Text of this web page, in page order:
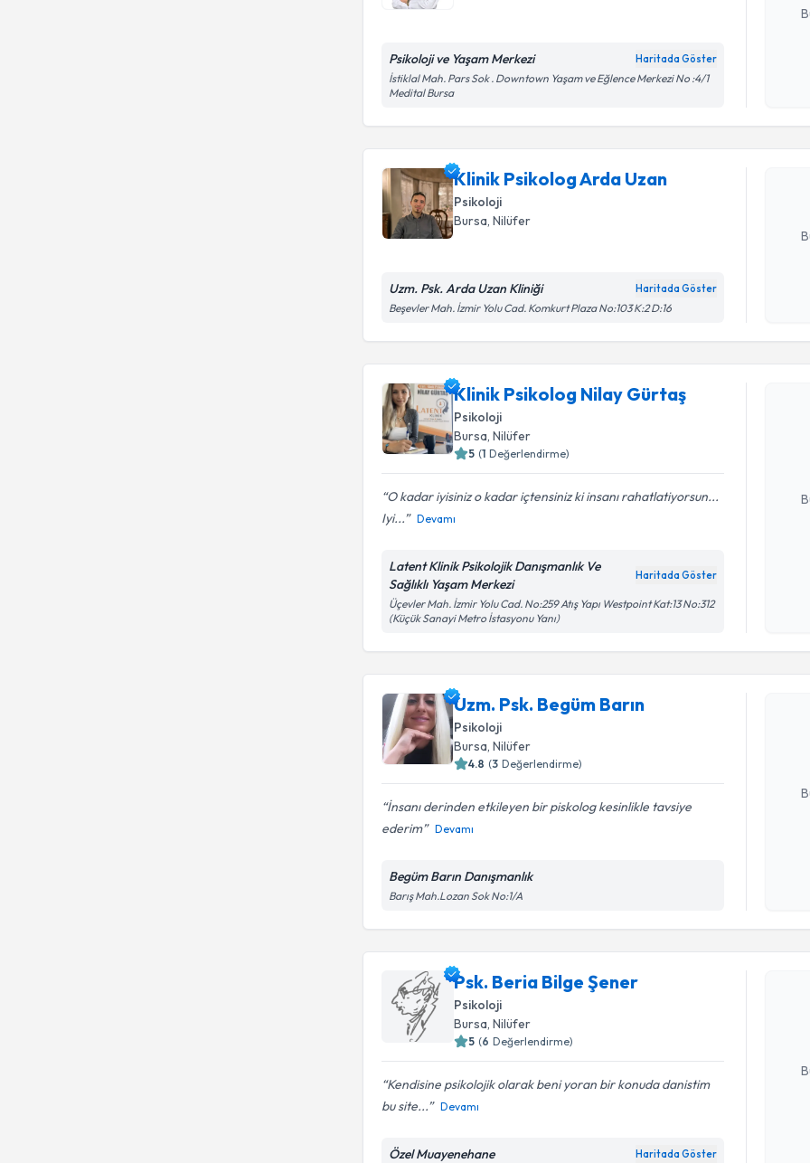
Psikoloji ve Yaşam Merkezi Haritada Göster
İstiklal Mah. Pars Sok . Downtown Yaşam ve Eğlence Merkezi No :4/1
Medital Bursa
Klinik Psikolog Arda Uzan
Psikoloji
Bursa, Nilüfer
Uzm. Psk. Arda Uzan Kliniği Haritada Göster
Beşevler Mah. İzmir Yolu Cad. Komkurt Plaza No:103 K:2 D:16
Klinik Psikolog Nilay Gürtaş
Psikoloji
Bursa, Nilüfer
5 (1 Değerlendirme)
O kadar iyisiniz o kadar içtensiniz ki insanı rahatlatiyorsun...
Iyi...
Devamı
Latent Klinik Psikolojik Danışmanlık Ve
Sağlıklı Yaşam Merkezi
Haritada Göster
Üçevler Mah. İzmir Yolu Cad. No:259 Atış Yapı Westpoint Kat:13 No:312
(Küçük Sanayi Metro İstasyonu Yanı)
Randevu
Uzm. Psk. Begüm Barın
Psikoloji
Bursa, Nilüfer
4.8 (3 Değerlendirme)
İnsanı derinden etkileyen bir piskolog kesinlikle tavsiye
ederim
Devamı
Begüm Barın Danışmanlık
Barış Mah.Lozan Sok No:1/A
Randevu
Uzm. Psk.
Psk. Beria Bilge Şener
Psikoloji
Bursa, Nilüfer
5 (6 Değerlendirme)
Kendisine psikolojik olarak beni yoran bir konuda danistim
bu site...
Devamı
Özel Muayenehane Haritada Göster
Randevu
Psk. Beria